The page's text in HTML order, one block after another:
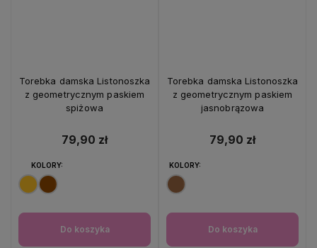
Torebka damska Listonoszka
z geometrycznym paskiem
spiżowa
79,90 zł
KOLORY:
Do koszyka
Torebka damska Listonoszka
z geometrycznym paskiem
jasnobrązowa
79,90 zł
KOLORY:
Do koszyka